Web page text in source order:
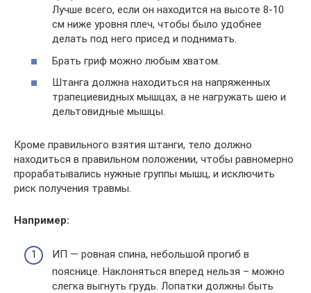
Лучше всего, если он находится на высоте 8-10
см ниже уровня плеч, чтобы было удобнее
делать под него присед и поднимать.
Брать гриф можно любым хватом.
Штанга должна находиться на напряженных
трапециевидных мышцах, а не нагружать шею и
дельтовидные мышцы.
Кроме правильного взятия штанги, тело должно
находиться в правильном положении, чтобы равномерно
прорабатывались нужные группы мышц, и исключить
риск получения травмы.
Например:
ИП — ровная спина, небольшой прогиб в
пояснице. Наклоняться вперед нельзя – можно
слегка выгнуть грудь. Лопатки должны быть